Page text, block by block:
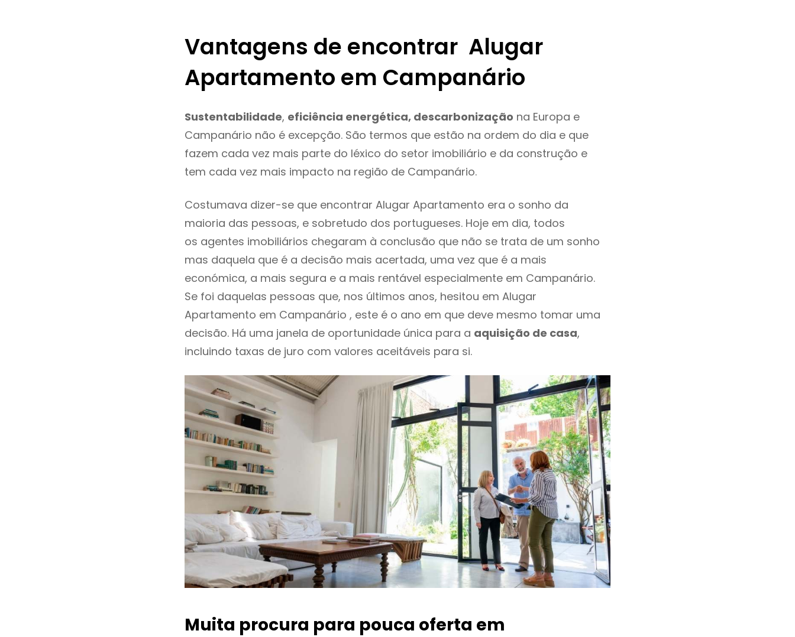
Vantagens de encontrar Alugar
Apartamento em Campanário
Sustentabilidade, eficiência energética, descarbonização na Europa e
Campanário não é excepção. São termos que estão na ordem do dia e que
fazem cada vez mais parte do léxico do setor imobiliário e da construção e
tem cada vez mais impacto na região de Campanário.
Costumava dizer-se que encontrar Alugar Apartamento era o sonho da
maioria das pessoas, e sobretudo dos portugueses. Hoje em dia, todos
os agentes imobiliários chegaram à conclusão que não se trata de um sonho
mas daquela que é a decisão mais acertada, uma vez que é a mais
económica, a mais segura e a mais rentável especialmente em Campanário.
Se foi daquelas pessoas que, nos últimos anos, hesitou em Alugar
Apartamento em Campanário , este é o ano em que deve mesmo tomar uma
decisão. Há uma janela de oportunidade única para a aquisição de casa,
incluindo taxas de juro com valores aceitáveis para si.
Muita procura para pouca oferta em